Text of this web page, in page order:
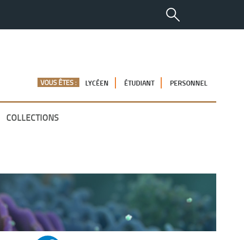
VOUS ÊTES : LYCÉEN ÉTUDIANT PERSONNEL
COLLECTIONS